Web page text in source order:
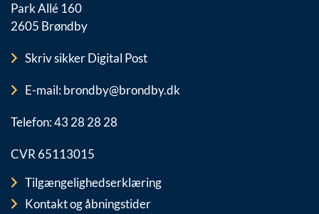
Park Allé 160
2605 Brøndby
Skriv sikker Digital Post
E-mail: brondby@brondby.dk
Telefon: 43 28 28 28
CVR 65113015
Tilgængelighedserklæring
Kontakt og åbningstider